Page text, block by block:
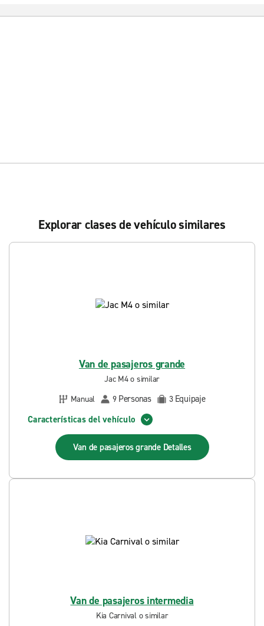
Explorar clases de vehículo similares
Van de pasajeros grande
Jac M4 o similar
Manual
9 Personas 3 Equipaje
Características del vehículo
Van de pasajeros grande Detalles
Van de pasajeros intermedia
Kia Carnival o similar